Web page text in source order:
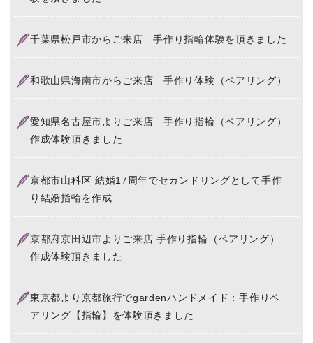
千葉県松戸市からご来店 手作り指輪体験を頂きました
和歌山県海南市からご来店 手作り体験（ペアリング）
愛知県名古屋市よりご来店 手作り指輪（ペアリング）
作成体験頂きました
京都市山科区 結婚17周年でセカンドリングとして手作
り結婚指輪を作成
京都府京田辺市よりご来店 手作り指輪（ペアリング）
作成体験頂きました
東京都より京都旅行でgardenハンドメイド：手作りペ
アリング【指輪】を体験頂きました